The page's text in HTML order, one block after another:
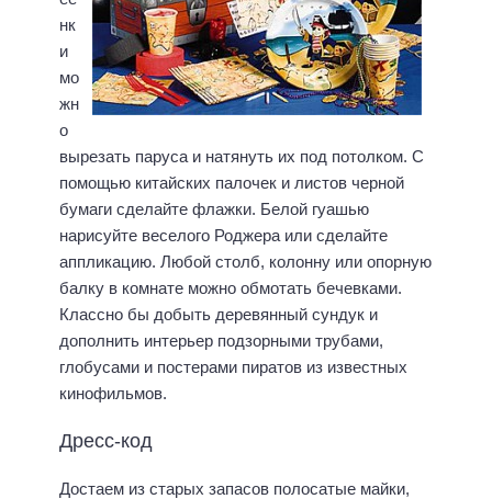
нк
и
мо
жн
о
вырезать паруса и натянуть их под потолком. С
помощью китайских палочек и листов черной
бумаги сделайте флажки. Белой гуашью
нарисуйте веселого Роджера или сделайте
аппликацию. Любой столб, колонну или опорную
балку в комнате можно обмотать бечевками.
Классно бы добыть деревянный сундук и
дополнить интерьер подзорными трубами,
глобусами и постерами пиратов из известных
кинофильмов.
Дресс-код
Достаем из старых запасов полосатые майки,